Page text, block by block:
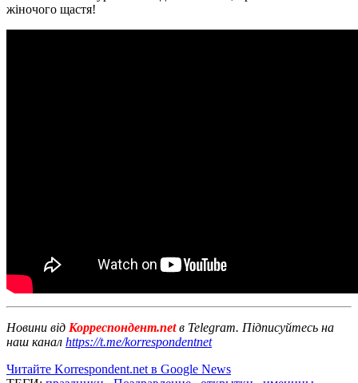
жіночого щастя!
Новини від Корреспондент.netв Telegram. Підписуйтесь на
наш канал https://t.me/korrespondentnet
Читайте Korrespondent.net в Google News